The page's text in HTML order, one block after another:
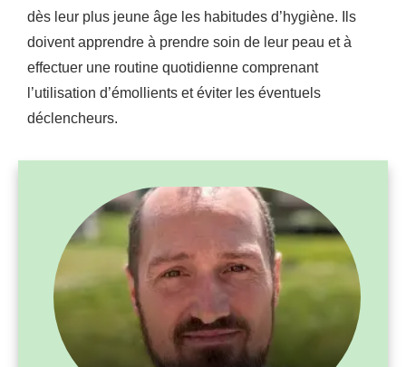
dès leur plus jeune âge les habitudes d’hygiène. Ils
doivent apprendre à prendre soin de leur peau et à
effectuer une routine quotidienne comprenant
l’utilisation d’émollients et éviter les éventuels
déclencheurs.